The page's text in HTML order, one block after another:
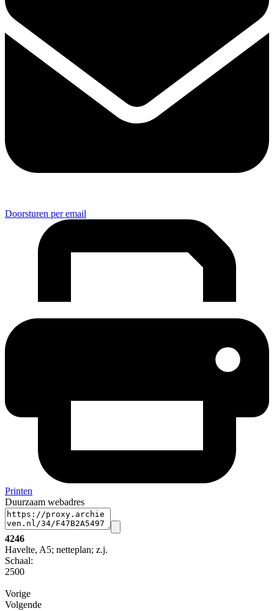
Doorsturen per email
Printen
Duurzaam webadres
4246
Havelte, A5; netteplan; z.j.
Schaal:
2500
Vorige
Volgende